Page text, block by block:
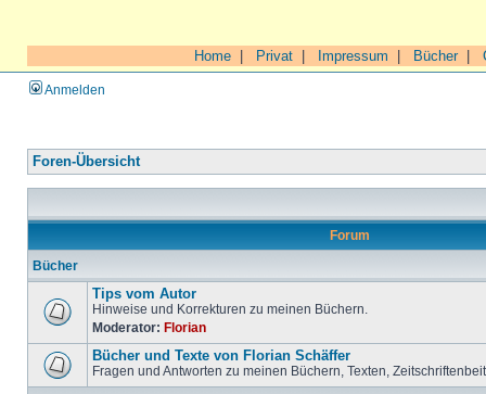
Home Privat Impressum Bücher|
Anmelden
Foren-Übersicht
Forum
Bücher
Tips vom Autor
Hinweise und Korrekturen zu meinen Büchern.
Moderator: Florian
Bücher und Texte von Florian Schäffer
Fragen und Antworten zu meinen Büchern, Texten,